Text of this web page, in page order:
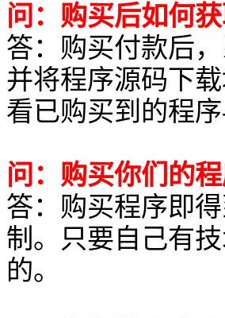
问：购买后如何
答：购买付款后
并将程序源码下
看已购买到的程
问：购买你们的
答：购买程序即
制。只要自己有
的。